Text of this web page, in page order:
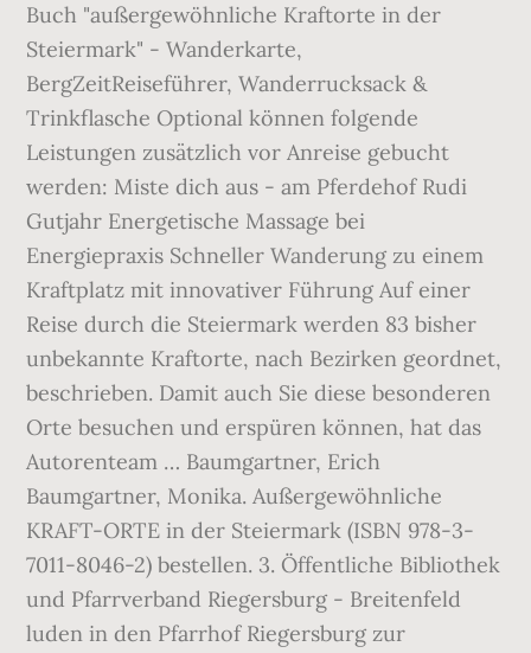
Buch "außergewöhnliche Kraftorte in der
Steiermark" - Wanderkarte,
BergZeitReiseführer, Wanderrucksack &
Trinkflasche Optional können folgende
Leistungen zusätzlich vor Anreise gebucht
werden: Miste dich aus - am Pferdehof Rudi
Gutjahr Energetische Massage bei
Energiepraxis Schneller Wanderung zu einem
Kraftplatz mit innovativer Führung Auf einer
Reise durch die Steiermark werden 83 bisher
unbekannte Kraftorte, nach Bezirken geordnet,
beschrieben. Damit auch Sie diese besonderen
Orte besuchen und erspüren können, hat das
Autorenteam … Baumgartner, Erich
Baumgartner, Monika. Außergewöhnliche
KRAFT-ORTE in der Steiermark (ISBN 978-3-
7011-8046-2) bestellen. 3. Öffentliche Bibliothek
und Pfarrverband Riegersburg - Breitenfeld
luden in den Pfarrhof Riegersburg zur